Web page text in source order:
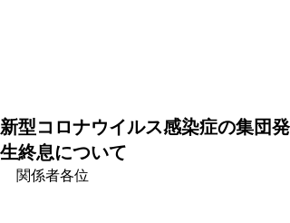
新型コロナウイルス感染症の集団発
生終息について
関係者各位